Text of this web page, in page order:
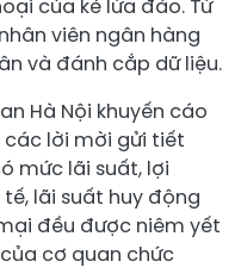
của kẻ lừa đảo. Từ
viên ngân hàng
và đánh cắp dữ liệu.
Hà Nội khuyến cáo
lời mời gửi tiết
mức lãi suất, lợi
lãi suất huy động
đều được niêm yết
cơ quan chức